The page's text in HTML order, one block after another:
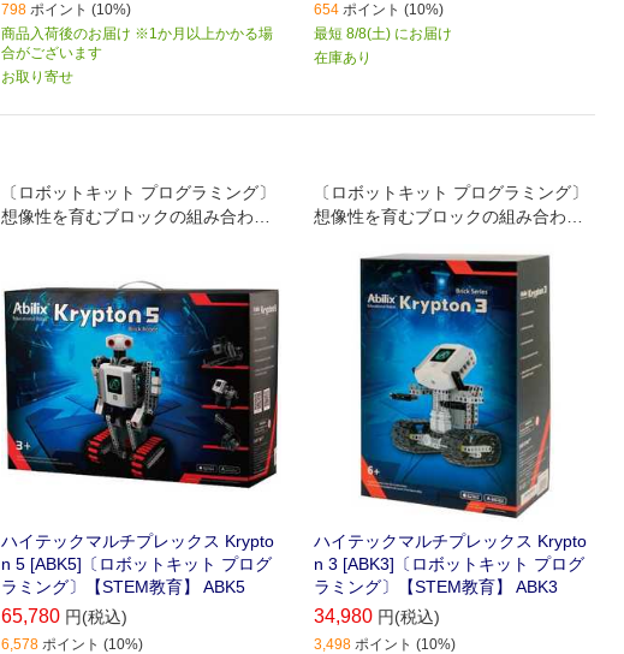
798 ポイント (10%)
商品入荷後のお届け ※1か月以上かかる場
合がございます
お取り寄せ
654 ポイント (10%)
最短 8/8(土) にお届け
在庫あり
〔ロボットキット プログラミング〕
想像性を育むブロックの組み合わせ
育ロボットシリーズ｡
ハイテックマルチプレックス Krypto
n 5 [ABK5]〔ロボットキット プログ
ラミング〕【STEM教育】 ABK5
65,780 円(税込)
6,578 ポイント (10%)
〔ロボットキット プログラミング〕
想像性を育むブロックの組み合わせ
ミングで 長く楽しめ知識を育てる知
育ロボットシリーズ｡
ハイテックマルチプレックス Krypto
n 3 [ABK3]〔ロボットキット プログ
ラミング〕【STEM教育】 ABK3
34,980 円(税込)
3,498 ポイント (10%)